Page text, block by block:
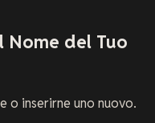
Nome del Tuo
o inserirne uno nuovo.